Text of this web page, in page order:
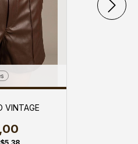
VINTAGE